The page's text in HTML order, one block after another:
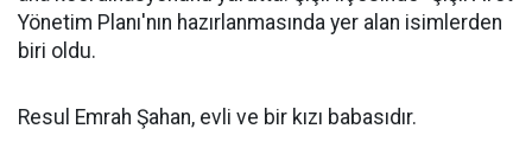
Yönetim Planı'nın hazırlanmasında yer alan isimlerden
biri oldu.
Resul Emrah Şahan, evli ve bir kızı babasıdır.